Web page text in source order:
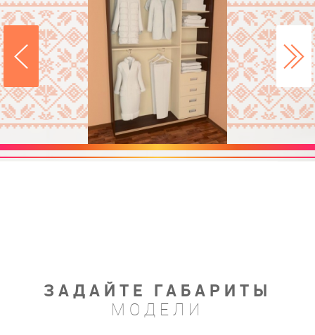
ЗАДАЙТЕ ГАБАРИТЫ
МОДЕЛИ